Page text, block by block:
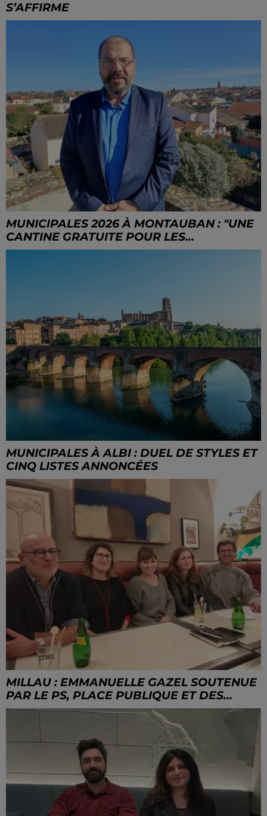
S’AFFIRME
MUNICIPALES 2026 À MONTAUBAN : "UNE
CANTINE GRATUITE POUR LES...
MUNICIPALES À ALBI : DUEL DE STYLES ET
CINQ LISTES ANNONCÉES
MILLAU : EMMANUELLE GAZEL SOUTENUE
PAR LE PS, PLACE PUBLIQUE ET DES...